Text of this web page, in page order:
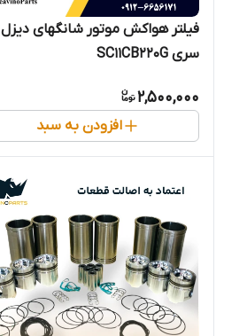
فیلتر هواکش موتور شانگهای دیزل
سری SC11CB220G
2,500,000
افزودن به سبد